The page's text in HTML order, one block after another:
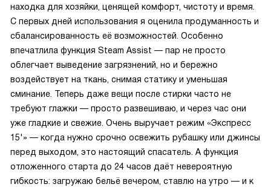
находка для хозяйки, ценящей комфорт, чистоту и время.
С первых дней использования я оценила продуманность и
сбалансированность её возможностей. Особенно
впечатлила функция Steam Assist — пар не просто
облегчает выведение загрязнений, но и бережно
воздействует на ткань, снимая статику и уменьшая
сминание. Теперь даже вещи после стирки часто не
требуют глажки — просто развешиваю, и через час они
уже гладкие и свежие. Очень выручает режим «Экспресс
15'» — когда нужно срочно освежить рубашку или джинсы
перед выходом, это настоящий спасатель. А функция
отложенного старта до 24 часов даёт невероятную
гибкость: загружаю бельё вечером, ставлю на утро — и к